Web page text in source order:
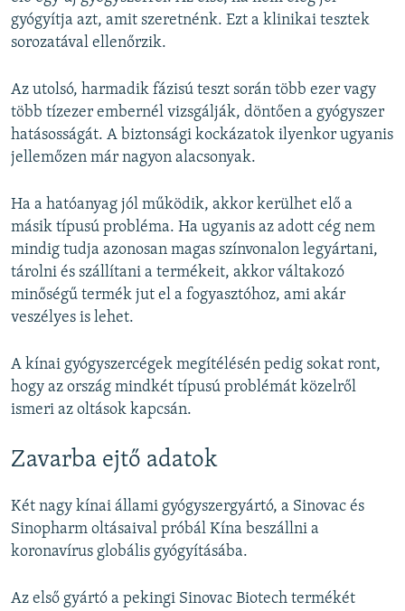
gyógyítja azt, amit szeretnénk. Ezt a klinikai tesztek
sorozatával ellenőrzik.
Az utolsó, harmadik fázisú teszt során több ezer vagy
több tízezer embernél vizsgálják, döntően a gyógyszer
hatásosságát. A biztonsági kockázatok ilyenkor ugyanis
jellemőzen már nagyon alacsonyak.
Ha a hatóanyag jól működik, akkor kerülhet elő a
másik típusú probléma. Ha ugyanis az adott cég nem
mindig tudja azonosan magas színvonalon legyártani,
tárolni és szállítani a termékeit, akkor váltakozó
minőségű termék jut el a fogyasztóhoz, ami akár
veszélyes is lehet.
A kínai gyógyszercégek megítélésén pedig sokat ront,
hogy az ország mindkét típusú problémát közelről
ismeri az oltások kapcsán.
Zavarba ejtő adatok
Két nagy kínai állami gyógyszergyártó, a Sinovac és
Sinopharm oltásaival próbál Kína beszállni a
koronavírus globális gyógyításába.
Az első gyártó a pekingi Sinovac Biotech termékét